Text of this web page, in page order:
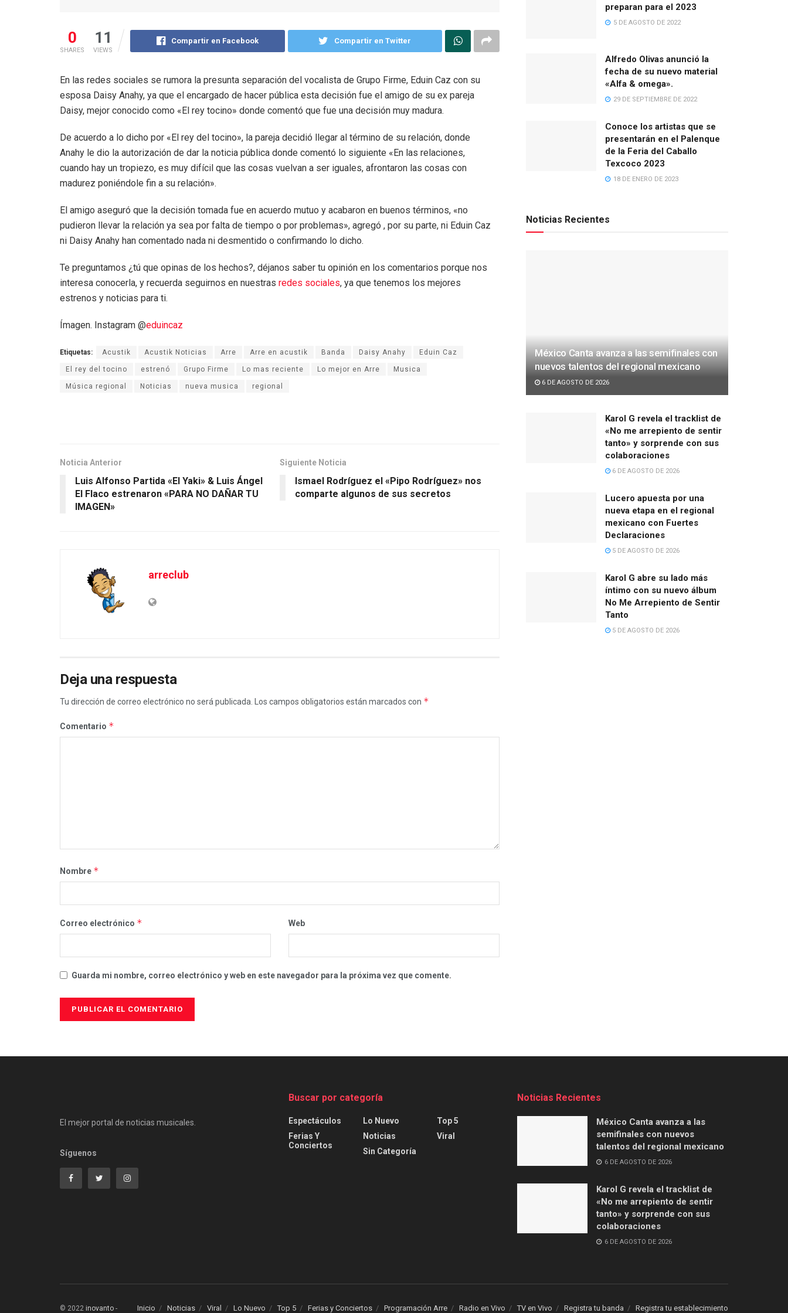
0
SHARES
11
VIEWS
Compartir en Facebook Compartir en Twitter
En las redes sociales se rumora la presunta separación del vocalista de Grupo Firme, Eduin Caz con su
esposa Daisy Anahy, ya que el encargado de hacer pública esta decisión fue el amigo de su ex pareja
Daisy, mejor conocido como «El rey tocino» donde comentó que fue una decisión muy madura.
De acuerdo a lo dicho por «El rey del tocino», la pareja decidió llegar al término de su relación, donde
Anahy le dio la autorización de dar la noticia pública donde comentó lo siguiente «En las relaciones,
cuando hay un tropiezo, es muy difícil que las cosas vuelvan a ser iguales, afrontaron las cosas con
madurez poniéndole fin a su relación».
El amigo aseguró que la decisión tomada fue en acuerdo mutuo y acabaron en buenos términos, «no
pudieron llevar la relación ya sea por falta de tiempo o por problemas», agregó , por su parte, ni Eduin Caz
ni Daisy Anahy han comentado nada ni desmentido o confirmando lo dicho.
Te preguntamos ¿tú que opinas de los hechos?, déjanos saber tu opinión en los comentarios porque nos
interesa conocerla, y recuerda seguirnos en nuestras redes sociales, ya que tenemos los mejores
estrenos y noticias para ti.
Ímagen. Instagram @eduincaz
Etiquetas: Acustik Acustik Noticias Arre Arre en acustik Banda Daisy Anahy Eduin Caz
El rey del tocino estrenó Grupo Firme Lo mas reciente Lo mejor en Arre Musica
Música regional Noticias nueva musica regional
Noticia Anterior
Luis Alfonso Partida «El Yaki» & Luis Ángel
El Flaco estrenaron «PARA NO DAÑAR TU
IMAGEN»
Siguiente Noticia
Ismael Rodríguez el «Pipo Rodríguez» nos
comparte algunos de sus secretos
arreclub
Deja una respuesta
Tu dirección de correo electrónico no será publicada. Los campos obligatorios están marcados con *
Comentario *
Nombre *
Correo electrónico * Web
Guarda mi nombre, correo electrónico y web en este navegador para la próxima vez que comente.
preparan para el 2023
5 DE AGOSTO DE 2022
Alfredo Olivas anunció la
fecha de su nuevo material
«Alfa & omega».
29 DE SEPTIEMBRE DE 2022
Conoce los artistas que se
presentarán en el Palenque
de la Feria del Caballo
Texcoco 2023
18 DE ENERO DE 2023
Noticias Recientes
México Canta avanza a las semifinales con
nuevos talentos del regional mexicano
6 DE AGOSTO DE 2026
Karol G revela el tracklist de
«No me arrepiento de sentir
tanto» y sorprende con sus
colaboraciones
6 DE AGOSTO DE 2026
Lucero apuesta por una
nueva etapa en el regional
mexicano con Fuertes
Declaraciones
5 DE AGOSTO DE 2026
Karol G abre su lado más
íntimo con su nuevo álbum
No Me Arrepiento de Sentir
Tanto
5 DE AGOSTO DE 2026
El mejor portal de noticias musicales.
Síguenos
Buscar por categoría
Espectáculos
Ferias Y
Conciertos
Lo Nuevo
Noticias
Sin Categoría
Top 5
Viral
Noticias Recientes
México Canta avanza a las
semifinales con nuevos
talentos del regional mexicano
6 DE AGOSTO DE 2026
Karol G revela el tracklist de
«No me arrepiento de sentir
tanto» y sorprende con sus
colaboraciones
6 DE AGOSTO DE 2026
Inicio Noticias Viral Lo Nuevo Top 5 Ferias y Conciertos Programación Arre Radio en Vivo TV en Vivo Registra tu banda Registra tu establecimiento
© 2022 inovanto -